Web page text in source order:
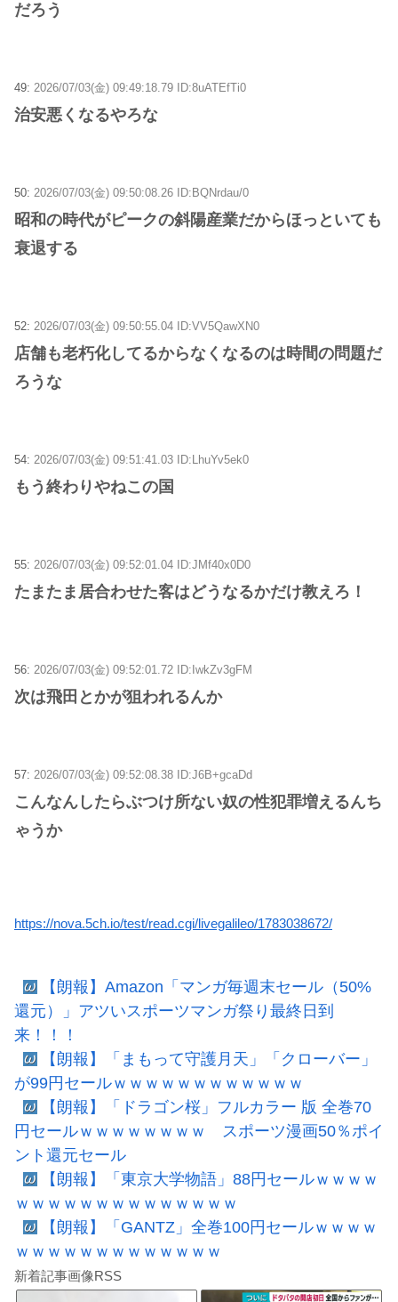
だろう
49: 2026/07/03(金) 09:49:18.79 ID:8uATEfTi0
治安悪くなるやろな
50: 2026/07/03(金) 09:50:08.26 ID:BQNrdau/0
昭和の時代がピークの斜陽産業だからほっといても
衰退する
52: 2026/07/03(金) 09:50:55.04 ID:VV5QawXN0
店舗も老朽化してるからなくなるのは時間の問題だ
ろうな
54: 2026/07/03(金) 09:51:41.03 ID:LhuYv5ek0
もう終わりやねこの国
55: 2026/07/03(金) 09:52:01.04 ID:JMf40x0D0
たまたま居合わせた客はどうなるかだけ教えろ！
56: 2026/07/03(金) 09:52:01.72 ID:IwkZv3gFM
次は飛田とかが狙われるんか
57: 2026/07/03(金) 09:52:08.38 ID:J6B+gcaDd
こんなんしたらぶつけ所ない奴の性犯罪増えるんち
ゃうか
https://nova.5ch.io/test/read.cgi/livegalileo/1783038672/
【朗報】Amazon「マンガ毎週末セール（50%
還元）」アツいスポーツマンガ祭り最終日到
来！！！
【朗報】「まもって守護月天」「クローバー」
が99円セールｗｗｗｗｗｗｗｗｗｗｗｗ
【朗報】「ドラゴン桜」フルカラー 版 全巻70
円セールｗｗｗｗｗｗｗｗ スポーツ漫画50％ポイ
ント還元セール
【朗報】「東京大学物語」88円セールｗｗｗｗ
ｗｗｗｗｗｗｗｗｗｗｗｗｗｗ
【朗報】「GANTZ」全巻100円セールｗｗｗｗ
ｗｗｗｗｗｗｗｗｗｗｗｗｗ
新着記事画像RSS